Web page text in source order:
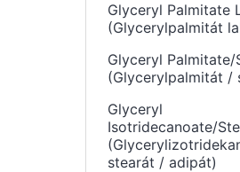
Glyceryl Palmitate
(Glycerylpalmitát
Glyceryl Palmitate/
(Glycerylpalmitát /
Glyceryl
Isotridecanoate/
stearát / adipát)